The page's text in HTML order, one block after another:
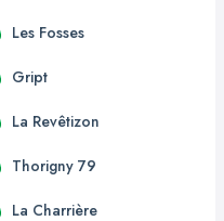
Les Fosses
Gript
La Revêtizon
Thorigny 79
La Charrière